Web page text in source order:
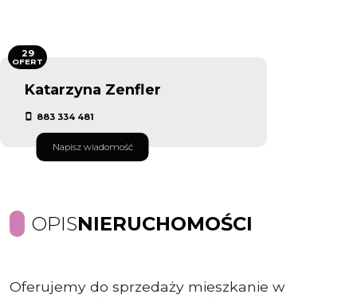
Katarzyna Zenfler
883 334 481
Napisz wiadomość
29
OFERT
OPISNIERUCHOMOŚCI
Oferujemy do sprzedaży mieszkanie w